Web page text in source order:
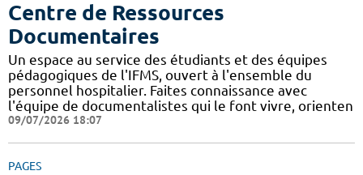
Centre de Ressources
Documentaires
Un espace au service des étudiants et des équipes
pédagogiques de l'IFMS, ouvert à l'ensemble du
personnel hospitalier. Faites connaissance avec
l'équipe de documentalistes qui le font vivre, orienten
09/07/2026 18:07
PAGES